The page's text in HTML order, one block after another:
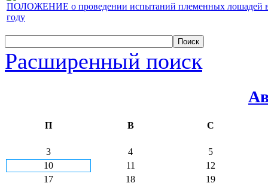
ПОЛОЖЕНИЕ о проведении испытаний племенных лошадей
году
Расширенный поиск
П В С
3 4
5
10
11
12
17
18
19